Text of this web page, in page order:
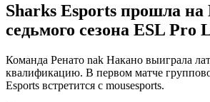
Sharks Esports прошла на
седьмого сезона ESL Pro
Команда Ренато nak Накано выиграла
квалификацию. В первом матче
Esports встретится с mousesports.